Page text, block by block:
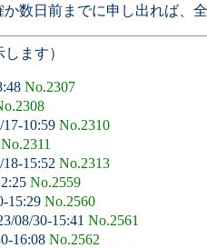
数日前までに申し出れば、
ます）
No.2307
17-10:59 No.2310
No.2311
18-15:52 No.2313
No.2559
15:29 No.2560
08/30-15:41 No.2561
16:08 No.2562